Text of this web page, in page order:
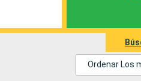
Ordenar Los